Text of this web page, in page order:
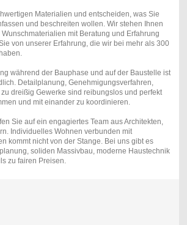
Materialien und entscheiden, was Sie
und beschreiten wollen. Wir stehen Ihnen
Wunschmaterialien mit Beratung und Erfahrung
von unserer Erfahrung, die wir bei mehr als 300
während der Bauphase und auf der Baustelle ist
Detailplanung, Genehmigungsverfahren,
dreißig Gewerke sind reibungslos und perfekt
und mit einander zu koordinieren.
Sie auf ein engagiertes Team aus Architekten,
Individuelles Wohnen verbunden mit
kommt nicht von der Stange. Bei uns gibt es
soliden Massivbau, moderne Haustechnik
zu fairen Preisen.